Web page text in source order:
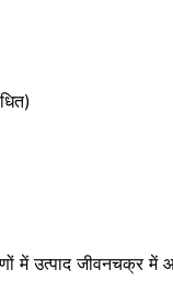
में उत्पाद जीवनचक्र में